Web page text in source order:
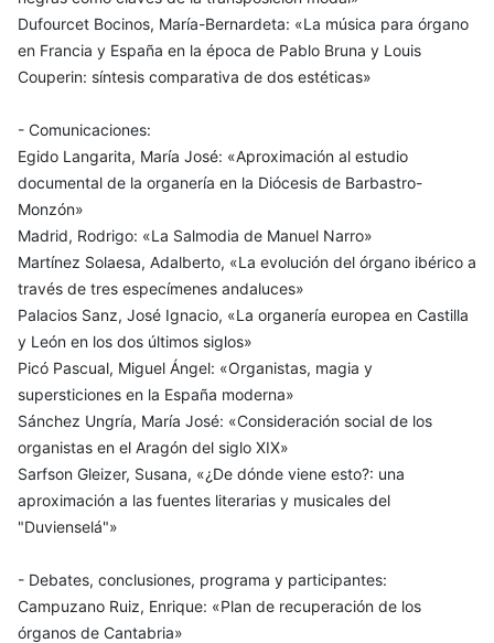
Dufourcet Bocinos, María-Bernardeta: «La música para órgano
en Francia y España en la época de Pablo Bruna y Louis
Couperin: síntesis comparativa de dos estéticas»
- Comunicaciones:
Egido Langarita, María José: «Aproximación al estudio
documental de la organería en la Diócesis de Barbastro-
Monzón»
Madrid, Rodrigo: «La Salmodia de Manuel Narro»
Martínez Solaesa, Adalberto, «La evolución del órgano ibérico a
través de tres especímenes andaluces»
Palacios Sanz, José Ignacio, «La organería europea en Castilla
y León en los dos últimos siglos»
Picó Pascual, Miguel Ángel: «Organistas, magia y
supersticiones en la España moderna»
Sánchez Ungría, María José: «Consideración social de los
organistas en el Aragón del siglo XIX»
Sarfson Gleizer, Susana, «¿De dónde viene esto?: una
aproximación a las fuentes literarias y musicales del
"Duvienselá"»
- Debates, conclusiones, programa y participantes:
Campuzano Ruiz, Enrique: «Plan de recuperación de los
órganos de Cantabria»